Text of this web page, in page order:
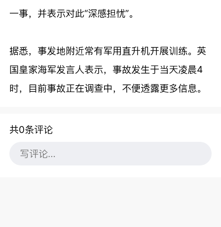
一事，并表示对此“深感担忧”。
据悉，事发地附近常有军用直升机开展训练。英
国皇家海军发言人表示，事故发生于当天凌晨4
时，目前事故正在调查中，不便透露更多信息。
共0条评论